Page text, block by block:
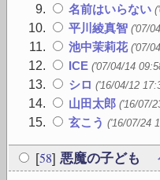
名前はいらない
平川綾真智 ('07/
池中茉莉花 ('07/
ICE ('07/04/14
シロ ('16/04/12
山田太郎 ('16/07/
玄こう ('16/07/24
[58] 悪魔の子ども